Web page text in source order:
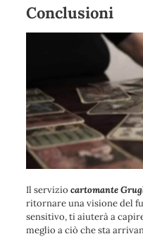
Conclusioni
Il servizio cartomante
ritornare una visione del
sensitivo, ti aiuterà a
meglio a ciò che sta